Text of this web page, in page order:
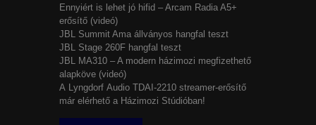
Ennyiért is lehet jó hifid – Arcam Radia A5+
erősítő (videó)
JBL Summit Ama állványos hangfal teszt
JBL Stage 260F hangfal teszt
JBL MA310 – A modern házimozi megfizethető
alapköve (videó)
A Lyngdorf Audio TDAI-2210 streamer-erősítő
már elérhető a Házimozi Stúdióban!
tárolja a személyes adatok közül.
tudjuk megcélozni.